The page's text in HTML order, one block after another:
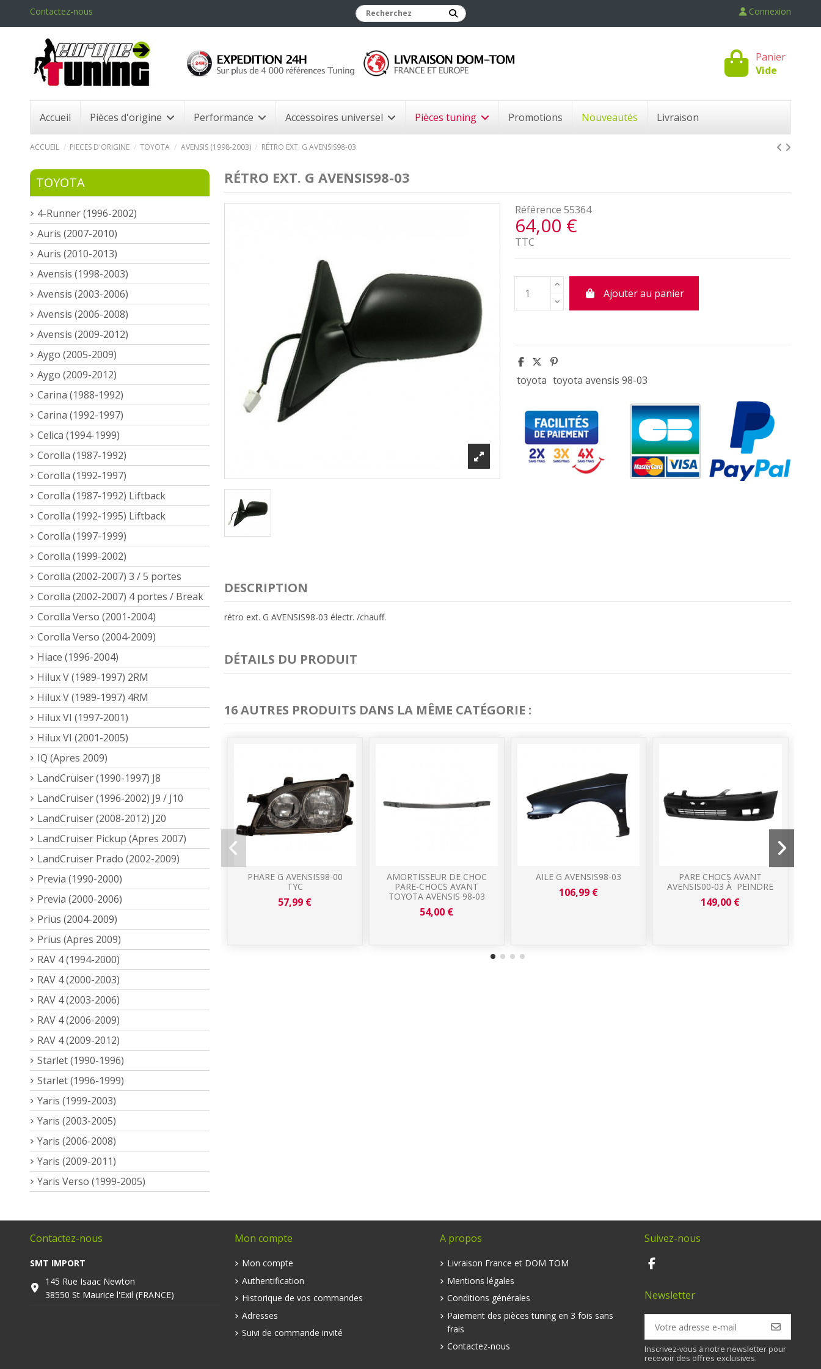
Contactez-nous Connexion
Panier
Vide
Accueil Pièces d'origine Performance Accessoires universel Pièces tuning Promotions Nouveautés Livraison
ACCUEIL PIECES D'ORIGINE TOYOTA AVENSIS (1998-2003) RÉTRO EXT. G AVENSIS98-03
RÉTRO EXT. G AVENSIS98-03
Référence 55364
64,00 €
TTC
Ajouter au panier
toyota toyota avensis 98-03
DESCRIPTION
rétro ext. G AVENSIS98-03 électr. /chauff.
DÉTAILS DU PRODUIT
16 AUTRES PRODUITS DANS LA MÊME CATÉGORIE :
PHARE G AVENSIS98-00
TYC
57,99 €
AMORTISSEUR DE CHOC
PARE-CHOCS AVANT
TOYOTA AVENSIS 98-03
54,00 €
AILE G AVENSIS98-03
106,99 €
PARE CHOCS AVANT
AVENSIS00-03 À PEINDRE
149,00 €
TOYOTA
4-Runner (1996-2002)
Auris (2007-2010)
Auris (2010-2013)
Avensis (1998-2003)
Avensis (2003-2006)
Avensis (2006-2008)
Avensis (2009-2012)
Aygo (2005-2009)
Aygo (2009-2012)
Carina (1988-1992)
Carina (1992-1997)
Celica (1994-1999)
Corolla (1987-1992)
Corolla (1992-1997)
Corolla (1987-1992) Liftback
Corolla (1992-1995) Liftback
Corolla (1997-1999)
Corolla (1999-2002)
Corolla (2002-2007) 3 / 5 portes
Corolla (2002-2007) 4 portes / Break
Corolla Verso (2001-2004)
Corolla Verso (2004-2009)
Hiace (1996-2004)
Hilux V (1989-1997) 2RM
Hilux V (1989-1997) 4RM
Hilux VI (1997-2001)
Hilux VI (2001-2005)
IQ (Apres 2009)
LandCruiser (1990-1997) J8
LandCruiser (1996-2002) J9 / J10
LandCruiser (2008-2012) J20
LandCruiser Pickup (Apres 2007)
LandCruiser Prado (2002-2009)
Previa (1990-2000)
Previa (2000-2006)
Prius (2004-2009)
Prius (Apres 2009)
RAV 4 (1994-2000)
RAV 4 (2000-2003)
RAV 4 (2003-2006)
RAV 4 (2006-2009)
RAV 4 (2009-2012)
Starlet (1990-1996)
Starlet (1996-1999)
Yaris (1999-2003)
Yaris (2003-2005)
Yaris (2006-2008)
Yaris (2009-2011)
Yaris Verso (1999-2005)
Contactez-nous
SMT IMPORT
145 Rue Isaac Newton
38550 St Maurice l'Exil (FRANCE)
Mon compte
Mon compte
Authentification
Historique de vos commandes
Adresses
Suivi de commande invité
A propos
Livraison France et DOM TOM
Mentions légales
Conditions générales
Paiement des pièces tuning en 3 fois sans
frais
Contactez-nous
Suivez-nous
Newsletter
Inscrivez-vous à notre newsletter pour
recevoir des offres exclusives.